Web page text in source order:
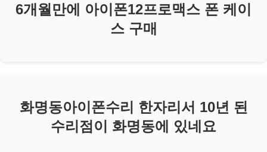
6개월만에 아이폰12프로맥스 폰 케이
스 구매
화명동아이폰수리 한자리서 10년 된
수리점이 화명동에 있네요